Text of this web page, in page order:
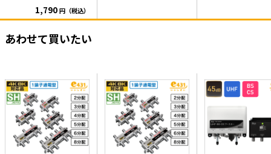
フィルタースイッチ
付）。 ●スイッチボック
るため、施工性に優れて
1,790 円（税込）
ップ、 2分配
器：F型コネクター、防水
キャップ各3個 3
分配器：F型コネクター、
防水キャップ各4個
4分配器：F型コ
ネクター、防水キャップ
各5個 ・JEITA SHマーク
下 ・前後比（dB）
上 ・外観寸法（
H×W×D：
379×151×99（壁
379×151×176（
マスト取付時）
あわせて買いたい